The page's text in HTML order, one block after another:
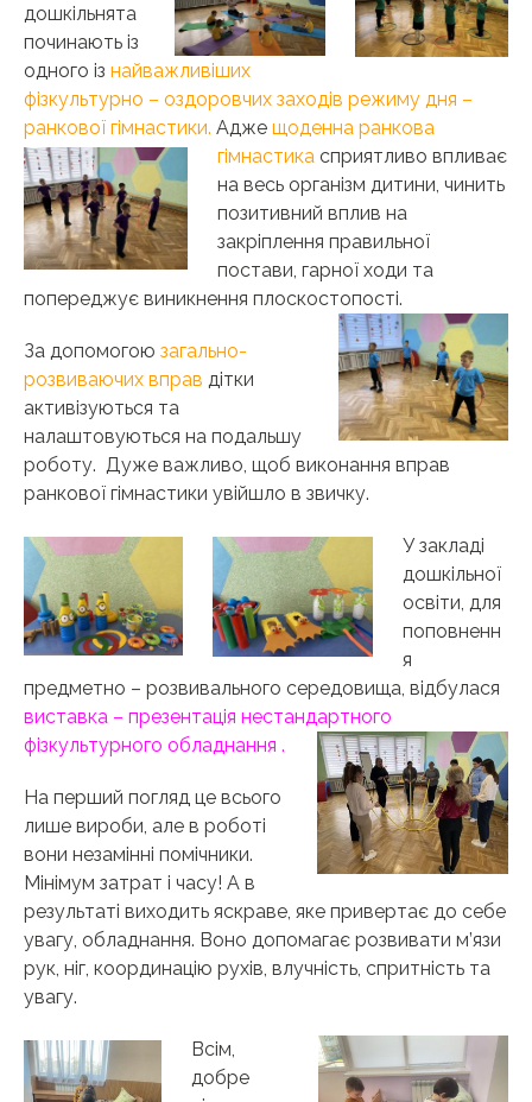
дошкільнята
починають із
одного із найважливіших
фізкультурно – оздоровчих заходів режиму дня –
ранкової гімнастики. Адже щоденна ранкова
гімнастика сприятливо впливає
на весь організм дитини, чинить
позитивний вплив на
закріплення правильної
постави, гарної ходи та
попереджує виникнення плоскостопості.
За допомогою загально-
розвиваючих вправ дітки
активізуються та
налаштовуються на подальшу
роботу. Дуже важливо, щоб виконання вправ
ранкової гімнастики увійшло в звичку.
У закладі
дошкільної
освіти, для
поповненн
я
предметно – розвивального середовища, відбулася
виставка – презентація нестандартного
фізкультурного обладнання .
На перший погляд це всього
лише вироби, але в роботі
вони незамінні помічники.
Мінімум затрат і часу! А в
результаті виходить яскраве, яке привертає до себе
увагу, обладнання. Воно допомагає розвивати м’язи
рук, ніг, координацію рухів, влучність, спритність та
увагу.
Всім,
добре